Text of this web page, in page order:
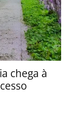
chega à